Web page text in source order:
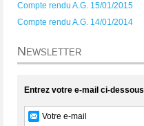
Compte rendu A.G. 15/01/2015
Compte rendu A.G. 14/01/2014
Newsletter
Entrez votre e-mail ci-dessous